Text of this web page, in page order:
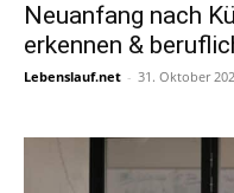
Neuanfang nach
erkennen &
Lebenslauf.net - 31. Oktober